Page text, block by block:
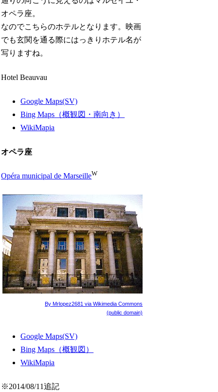
オペラ座。
なのでこちらのホテルとなります。映画
でも玄関を通る際にはっきりホテル名が
写りますね。
Hotel Beauvau
Google Maps(SV)
Bing Maps（概観図・南向き）
WikiMapia
オペラ座
Opéra municipal de MarseilleW
By Mrlopez2681 via Wikimedia Commons
(public domain)
Google Maps(SV)
Bing Maps（概観図）
WikiMapia
※2014/08/11追記